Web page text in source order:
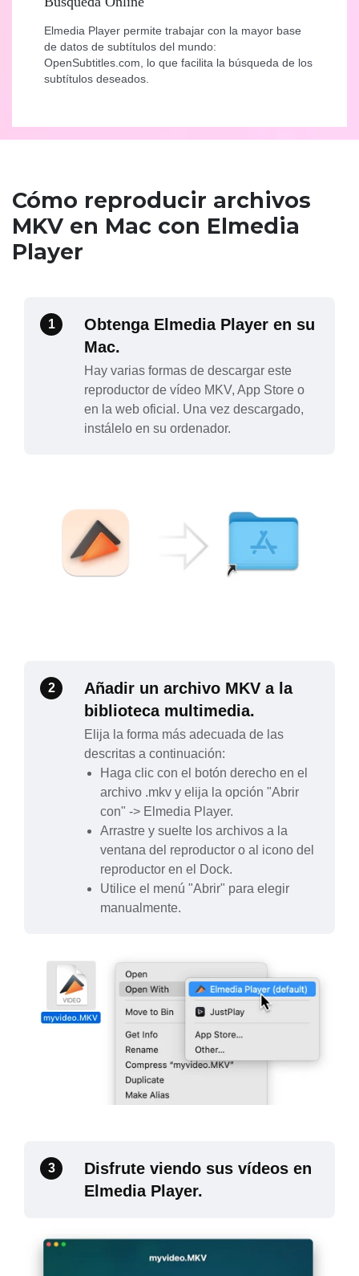
Elmedia Player permite trabajar con la mayor base
de datos de subtítulos del mundo:
OpenSubtitles.com, lo que facilita la búsqueda de los
subtítulos deseados.
Cómo reproducir archivos
MKV en Mac con Elmedia
Player
1
Obtenga Elmedia Player en su
Mac.
Hay varias formas de descargar este
reproductor de vídeo MKV, App Store o
en la web oficial. Una vez descargado,
instálelo en su ordenador.
2
Añadir un archivo MKV a la
biblioteca multimedia.
Elija la forma más adecuada de las
descritas a continuación:
Haga clic con el botón derecho en el
archivo .mkv y elija la opción "Abrir
con" -> Elmedia Player.
Arrastre y suelte los archivos a la
ventana del reproductor o al icono del
reproductor en el Dock.
Utilice el menú "Abrir" para elegir
manualmente.
3
Disfrute viendo sus vídeos en
Elmedia Player.